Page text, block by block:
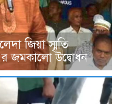
জিয়া স্মৃতি
জমকালো উদ্বোধন